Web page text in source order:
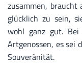
zusammen,
glücklich zu sein,
wohl ganz gut. Bei
Artgenossen, es sei
Souveränität.